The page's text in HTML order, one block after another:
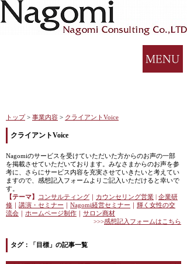
トップ > 事業内容 > クライアントVoice
クライアントVoice
Nagomiのサービスを受けていただいた方からのお声の一部
を掲載させていただいております。みなさまからのお声を参
考に、さらにサービス内容を充実させていきたいと考えてい
ますので、感想記入フォームよりご記入いただけると幸いで
す。
【テーマ】
コンサルティング カウンセリング営業
企業研
修
講演・セミナー Nagomi経営セミナー
輝く女性の交
流会
ホームページ制作
サロン商材
>>>感想記入フォームはこちら
タグ：「目標」の記事一覧